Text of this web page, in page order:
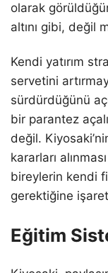
olarak
altını gibi, değil
Kendi yatırım
servetini
sürdürdüğünü
bir parantez
değil.
kararları
bireylerin kendi
gerektiğine
Eğitim